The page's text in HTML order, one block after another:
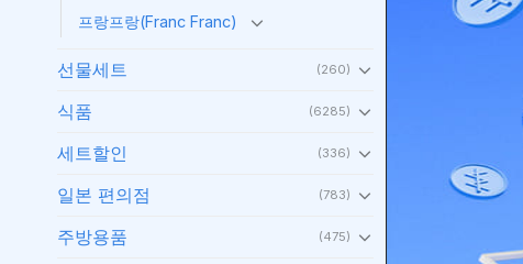
프랑프랑(Franc Franc)
선물세트 (260)
식품 (6285)
세트할인 (336)
일본 편의점 (783)
주방용품 (475)